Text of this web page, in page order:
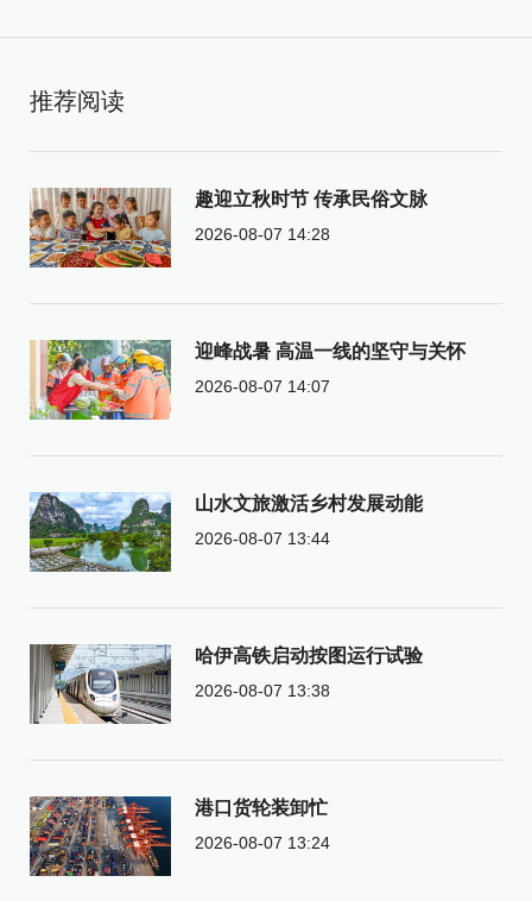
推荐阅读
趣迎立秋时节 传承民俗文脉
2026-08-07 14:28
迎峰战暑 高温一线的坚守与关怀
2026-08-07 14:07
山水文旅激活乡村发展动能
2026-08-07 13:44
哈伊高铁启动按图运行试验
2026-08-07 13:38
港口货轮装卸忙
2026-08-07 13:24